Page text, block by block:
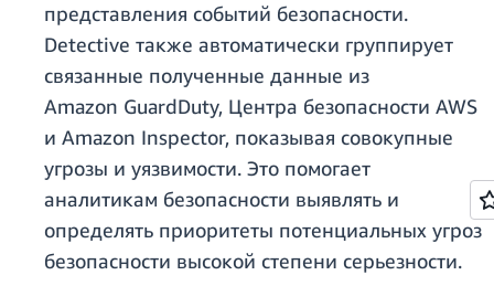
представления событий безопасности.
Detective также автоматически группирует
связанные полученные данные из
Amazon GuardDuty, Центра безопасности AWS
и Amazon Inspector, показывая совокупные
угрозы и уязвимости. Это помогает
аналитикам безопасности выявлять и
определять приоритеты потенциальных угроз
безопасности высокой степени серьезности.